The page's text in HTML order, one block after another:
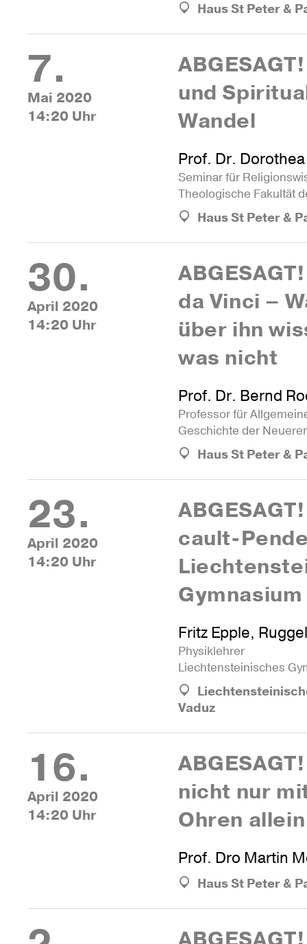
Haus St Peter &
7.
Mai 2020
14:20 Uhr
und
Wandel
Prof. Dr.
Seminar für
Theo­lo­gi­sche Fakultät
Haus St Peter &
30.
April 2020
14:20 Uhr
da Vinci –
über ihn
was nicht
Prof. Dr. Bernd
Pro­fessor für
Geschichte der
Haus St Peter &
23.
April 2020
14:20 Uhr
cault-
Gymnasium
Fritz Epple,
Phy­sik­lehrer
Liech­tens­tei­ni­sches
Vaduz
16.
April 2020
14:20 Uhr
nicht nur
Ohren allein
Prof. Dro Martin
Haus St Peter &